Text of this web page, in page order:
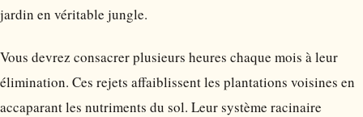
jardin en véritable jungle.
Vous devrez consacrer plusieurs heures chaque mois à leur
élimination. Ces rejets affaiblissent les plantations voisines en
accaparant les nutriments du sol. Leur système racinaire